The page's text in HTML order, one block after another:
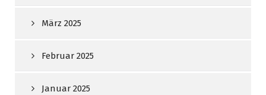
März 2025
Februar 2025
Januar 2025